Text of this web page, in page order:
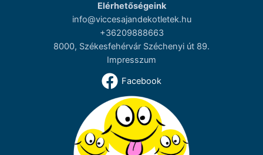
Elérhetőségeink
info@viccesajandekotletek.hu
+36209888663
8000, Székesfehérvár Széchenyi út 89.
Impresszum
Facebook